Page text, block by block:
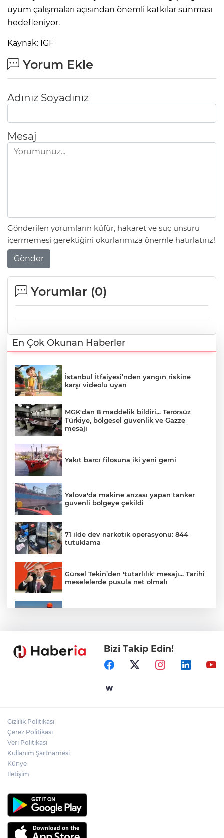
uyum çalışmaları açısından önemli katkılar sunması
hedefleniyor.
Kaynak: IGF
Yorum Ekle
Adınız Soyadınız
Mesaj
Gönderilen yorumların küfür, hakaret ve suç unsuru
içermemesi gerektiğini okurlarımıza önemle hatırlatırız!
Gönder
Yorumlar (0)
En Çok Okunan Haberler
İstanbul İtfaiyesi’nden yangın riskine
karşı videolu uyarı
MGK'dan 8 maddelik bildiri... Terörsüz
Türkiye, bölgesel güvenlik ve Gazze
mesajı
Yakıt barcı filosuna iki yeni gemi
Yalova'da makine arızası yapan tanker
güvenli bölgeye çekildi
71 ilde dev narkotik operasyonu: 844
tutuklama
Gürsel Tekin’den 'tutarlılık' mesajı... Tarihi
meselelerde pusula net olmalı
Samsun’da Alaçam'a yeni yaşam alanı
Yapay zekada onlarca uygulamanın
Bizi Takip Edin!
Gizlilik Politikası
Çerez Politikası
Veri Politikası
Kullanım Şartnamesi
Künye
İletişim